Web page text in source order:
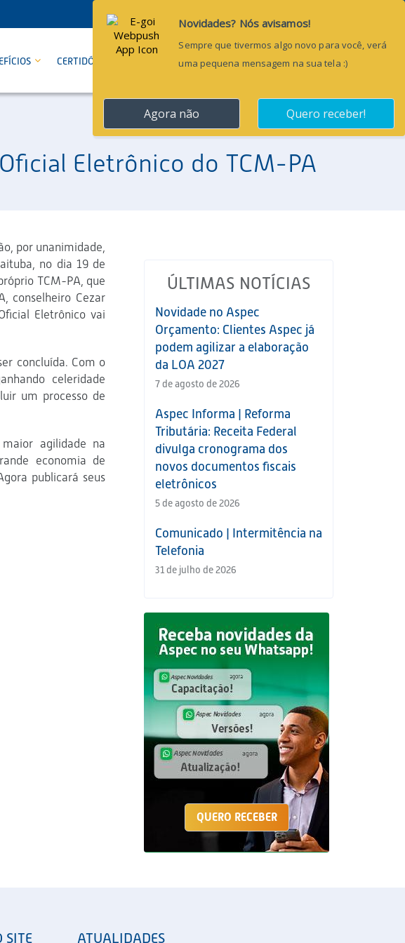
CERTIDÕES CONTATO Pesquisar...
Eletrônico do TCM-PA
por unanimidade,
no dia 19 de
TCM-PA, que
conselheiro Cezar
Eletrônico vai
concluída. Com o
celeridade
um processo de
agilidade na
economia de
publicará seus
ÚLTIMAS NOTÍCIAS
Novidade no Aspec
Orçamento: Clientes Aspec já
podem agilizar a elaboração
da LOA 2027
7 de agosto de 2026
Aspec Informa | Reforma
Tributária: Receita Federal
divulga cronograma dos
novos documentos fiscais
eletrônicos
5 de agosto de 2026
Comunicado | Intermitência na
Telefonia
31 de julho de 2026
QUERO RECEBER
SITE ATUALIDADES